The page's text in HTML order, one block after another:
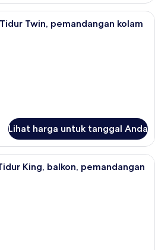
Kamar Deluks, 2 Tempat Tidur
Twin, pemandangan kolam
Lihat harga untuk tanggal Anda
King, balkon, pemandangan